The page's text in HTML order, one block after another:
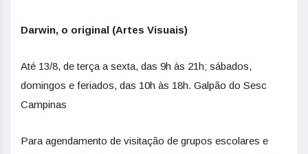
Darwin, o original (Artes Visuais)
Até 13/8, de terça a sexta, das 9h às 21h; sábados,
domingos e feriados, das 10h às 18h. Galpão do Sesc
Campinas
Para agendamento de visitação de grupos escolares e